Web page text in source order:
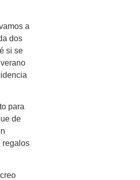
a
dos
si se
para
de
regalos